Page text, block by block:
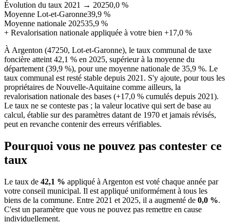
Évolution du taux 2021 → 20250,0 %
Moyenne Lot-et-Garonne39,9 %
Moyenne nationale 202535,9 %
+ Revalorisation nationale appliquée à votre bien +17,0 %
À Argenton (47250, Lot-et-Garonne), le taux communal de taxe
foncière atteint 42,1 % en 2025, supérieur à la moyenne du
département (39,9 %), pour une moyenne nationale de 35,9 %. Le
taux communal est resté stable depuis 2021. S'y ajoute, pour tous les
propriétaires de Nouvelle-Aquitaine comme ailleurs, la
revalorisation nationale des bases (+17,0 % cumulés depuis 2021).
Le taux ne se conteste pas ; la valeur locative qui sert de base au
calcul, établie sur des paramètres datant de 1970 et jamais révisés,
peut en revanche contenir des erreurs vérifiables.
Pourquoi vous ne pouvez pas contester ce
taux
Le taux de 42,1 % appliqué à Argenton est voté chaque année par
votre conseil municipal. Il est appliqué uniformément à tous les
biens de la commune. Entre 2021 et 2025, il a augmenté de 0,0 %.
C'est un paramètre que vous ne pouvez pas remettre en cause
individuellement.